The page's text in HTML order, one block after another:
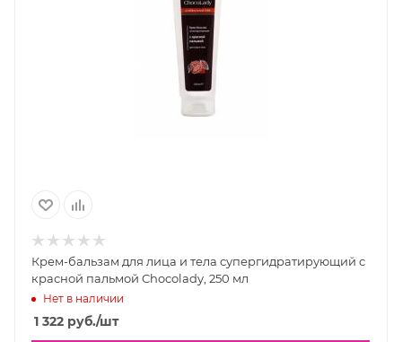
Крем-бальзам для лица и тела супергидратирующий с
красной пальмой Chocolady, 250 мл
Нет в наличии
1 322 руб./шт